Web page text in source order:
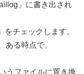
」に書き出され
チェックします。
ある時点で、
うファイルに置き換